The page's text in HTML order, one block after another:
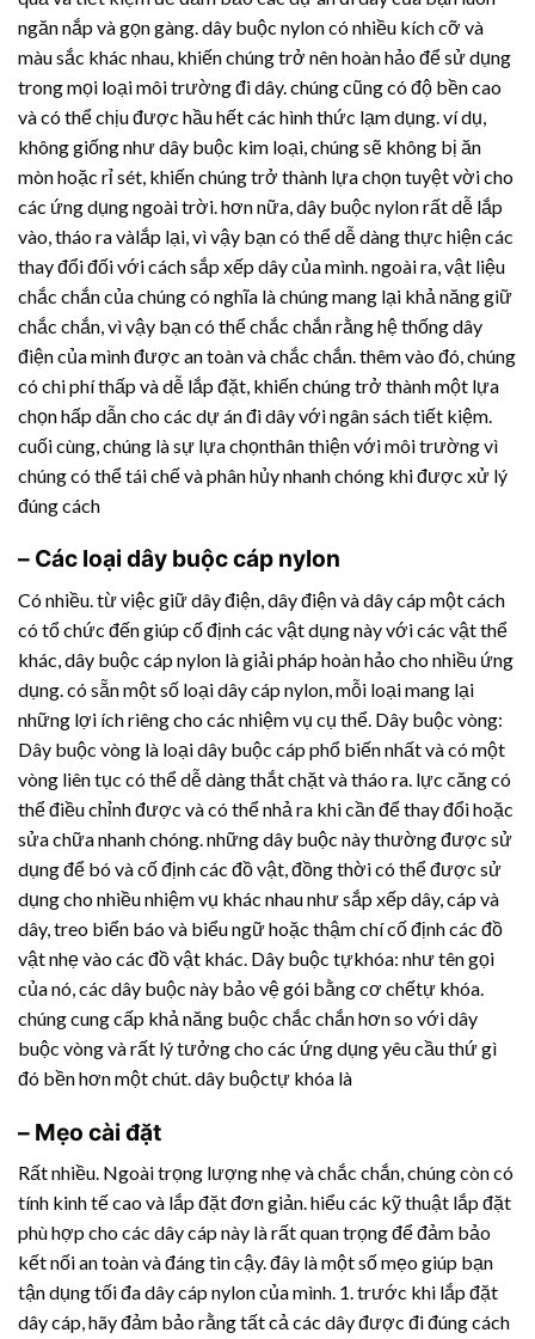
ngăn nắp và gọn gàng. dây buộc nylon có nhiều kích cỡ và
màu sắc khác nhau, khiến chúng trở nên hoàn hảo để sử dụng
trong mọi loại môi trường đi dây. chúng cũng có độ bền cao
và có thể chịu được hầu hết các hình thức lạm dụng. ví dụ,
không giống như dây buộc kim loại, chúng sẽ không bị ăn
mòn hoặc rỉ sét, khiến chúng trở thành lựa chọn tuyệt vời cho
các ứng dụng ngoài trời. hơn nữa, dây buộc nylon rất dễ lắp
vào, tháo ra vàlắp lại, vì vậy bạn có thể dễ dàng thực hiện các
thay đổi đối với cách sắp xếp dây của mình. ngoài ra, vật liệu
chắc chắn của chúng có nghĩa là chúng mang lại khả năng giữ
chắc chắn, vì vậy bạn có thể chắc chắn rằng hệ thống dây
điện của mình được an toàn và chắc chắn. thêm vào đó, chúng
có chi phí thấp và dễ lắp đặt, khiến chúng trở thành một lựa
chọn hấp dẫn cho các dự án đi dây với ngân sách tiết kiệm.
cuối cùng, chúng là sự lựa chọnthân thiện với môi trường vì
chúng có thể tái chế và phân hủy nhanh chóng khi được xử lý
đúng cách
– Các loại dây buộc cáp nylon
Có nhiều. từ việc giữ dây điện, dây điện và dây cáp một cách
có tổ chức đến giúp cố định các vật dụng này với các vật thể
khác, dây buộc cáp nylon là giải pháp hoàn hảo cho nhiều ứng
dụng. có sẵn một số loại dây cáp nylon, mỗi loại mang lại
những lợi ích riêng cho các nhiệm vụ cụ thể. Dây buộc vòng:
Dây buộc vòng là loại dây buộc cáp phổ biến nhất và có một
vòng liên tục có thể dễ dàng thắt chặt và tháo ra. lực căng có
thể điều chỉnh được và có thể nhả ra khi cần để thay đổi hoặc
sửa chữa nhanh chóng. những dây buộc này thường được sử
dụng để bó và cố định các đồ vật, đồng thời có thể được sử
dụng cho nhiều nhiệm vụ khác nhau như sắp xếp dây, cáp và
dây, treo biển báo và biểu ngữ hoặc thậm chí cố định các đồ
vật nhẹ vào các đồ vật khác. Dây buộc tựkhóa: như tên gọi
của nó, các dây buộc này bảo vệ gói bằng cơ chếtự khóa.
chúng cung cấp khả năng buộc chắc chắn hơn so với dây
buộc vòng và rất lý tưởng cho các ứng dụng yêu cầu thứ gì
đó bền hơn một chút. dây buộctự khóa là
– Mẹo cài đặt
Rất nhiều. Ngoài trọng lượng nhẹ và chắc chắn, chúng còn có
tính kinh tế cao và lắp đặt đơn giản. hiểu các kỹ thuật lắp đặt
phù hợp cho các dây cáp này là rất quan trọng để đảm bảo
kết nối an toàn và đáng tin cậy. đây là một số mẹo giúp bạn
tận dụng tối đa dây cáp nylon của mình. 1. trước khi lắp đặt
dây cáp, hãy đảm bảo rằng tất cả các dây được đi đúng cách